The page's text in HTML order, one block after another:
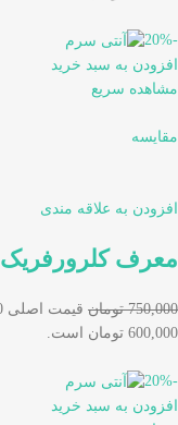
-20%
افزودن به سبد خرید
مشاهده سریع
مقایسه
افزودن به علاقه مندی
معرف کلرورفریک
750,000 تومان قیمت اصلی 750,000 تومان بود.
600,000 تومان است.
-20%
افزودن به سبد خرید